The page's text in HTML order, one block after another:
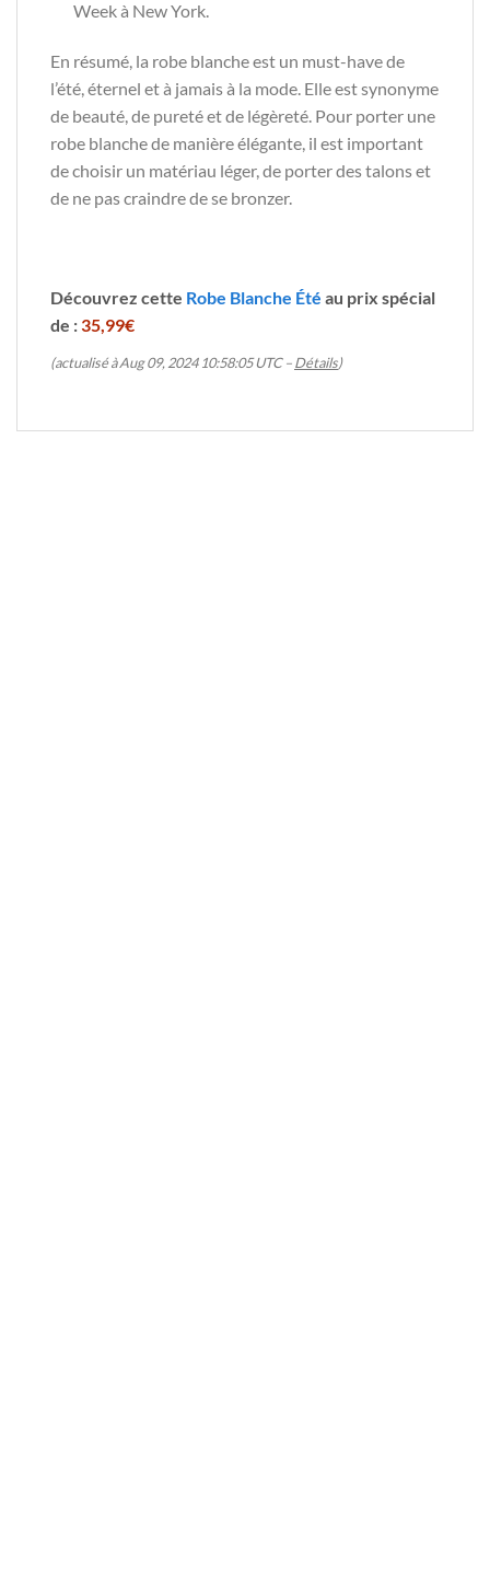
Week à New York.
En résumé, la robe blanche est un must-have de
l’été, éternel et à jamais à la mode. Elle est synonyme
de beauté, de pureté et de légèreté. Pour porter une
robe blanche de manière élégante, il est important
de choisir un matériau léger, de porter des talons et
de ne pas craindre de se bronzer.
Découvrez cette Robe Blanche Été au prix spécial
de :35,99€
(actualisé à Aug 09, 2024 10:58:05 UTC –Détails)